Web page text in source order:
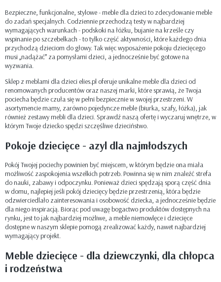
Bezpieczne, funkcjonalne, stylowe - meble dla dzieci to zdecydowanie meble
do zadań specjalnych. Codziennie przechodzą testy w najbardziej
wymagających warunkach - podskoki na łóżku, bujanie na krześle czy
wspinanie po szczebelkach - to tylko część aktywności, które każdego dnia
przychodzą dzieciom do głowy. Tak więc wyposażenie pokoju dziecięcego
musi „nadążać” za pomysłami dzieci, a jednocześnie być gotowe na
wyzwania.
Sklep z meblami dla dzieci elies.pl oferuje unikalne meble dla dzieci od
renomowanych producentów oraz naszej marki, które sprawią, że Twoja
pociecha będzie czuła się w pełni bezpiecznie w swojej przestrzeni. W
asortymencie mamy, zarówno pojedyncze meble (biurka, szafy, łóżka), jak
również zestawy mebli dla dzieci. Sprawdź naszą ofertę i wyczaruj wnętrze, w
którym Twoje dziecko spędzi szczęśliwe dzieciństwo.
Pokoje dziecięce - azyl dla najmłodszych
Pokój Twojej pociechy powinien być miejscem, w którym będzie ona miała
możliwość zaspokojenia wszelkich potrzeb. Powinna się w nim znaleźć strefa
do nauki, zabawy i odpoczynku. Ponieważ dzieci spędzają sporą część dnia
w domu, najlepiej jeśli pokój dziecięcy będzie przestrzenią, która będzie
odzwierciedlało zainteresowania i osobowość dziecka, a jednocześnie będzie
dla niego inspiracją. Biorąc pod uwagę bogactwo produktów dostępnych na
rynku, jest to jak najbardziej możliwe, a meble niemowlęce i dziecięce
dostępne w naszym sklepie pomogą zrealizować każdy, nawet najbardziej
wymagający projekt.
Meble dziecięce - dla dziewczynki, dla chłopca
i rodzeństwa